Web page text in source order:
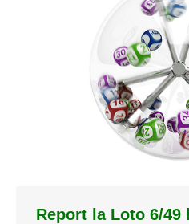
Report la Loto 6/49